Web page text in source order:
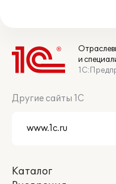
и
Другие сайты 1С
Каталог